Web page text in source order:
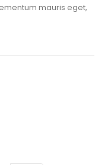
mauris eget,